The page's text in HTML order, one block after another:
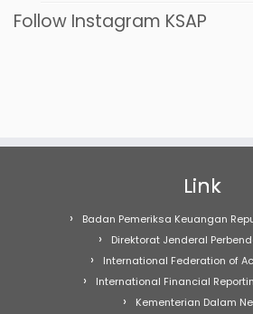
Follow Instagram KSAP
Link
Badan Pemeriksa Keuangan
Direktorat Jenderal
International Federation of
International Financial
Kementerian Dalam